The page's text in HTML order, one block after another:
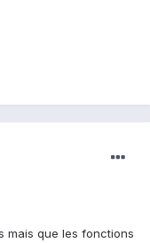
mais que les fonctions